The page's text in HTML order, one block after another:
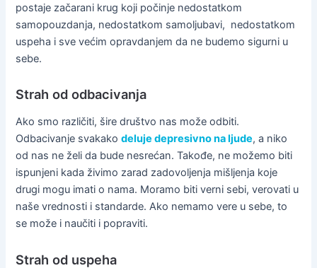
postaje začarani krug koji počinje nedostatkom
samopouzdanja, nedostatkom samoljubavi, nedostatkom
uspeha i sve većim opravdanjem da ne budemo sigurni u
sebe.
Strah od odbacivanja
Ako smo različiti, šire društvo nas može odbiti.
Odbacivanje svakakodeluje depresivno na ljude, a niko
od nas ne želi da bude nesrećan. Takođe, ne možemo biti
ispunjeni kada živimo zarad zadovoljenja mišljenja koje
drugi mogu imati o nama. Moramo biti verni sebi, verovati u
naše vrednosti i standarde. Ako nemamo vere u sebe, to
se može i naučiti i popraviti.
Strah od uspeha